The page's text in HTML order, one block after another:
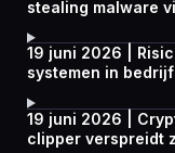
stealing malware
19 juni 2026 |
systemen in
19 juni 2026 |
clipper verspreidt